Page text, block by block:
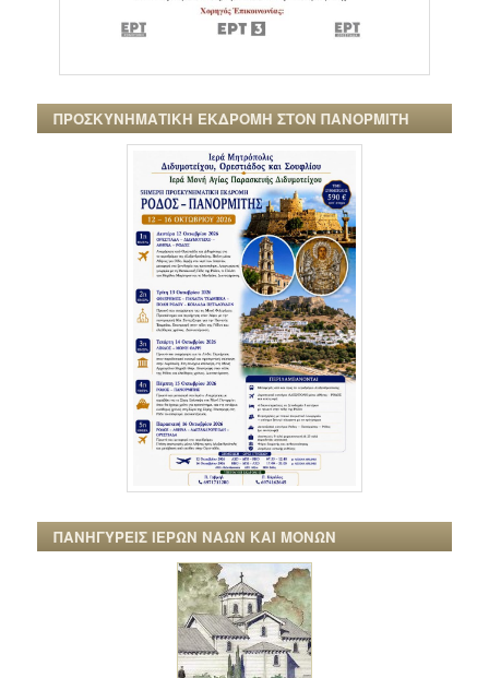
ΠΡΟΣΚΥΝΗΜΑΤΙΚΗ ΕΚΔΡΟΜΗ ΣΤΟΝ ΠΑΝΟΡΜΙΤΗ
ΠΑΝΗΓΥΡΕΙΣ ΙΕΡΩΝ ΝΑΩΝ ΚΑΙ ΜΟΝΩΝ